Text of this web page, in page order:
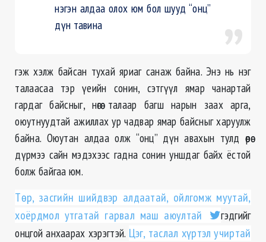
нэгэн алдаа олох юм бол шууд “онц”
дүн тавина
гэж хэлж байсан тухай яриаг санаж байна. Энэ нь нэг
талаасаа тэр үеийн сонин, сэтгүүл ямар чанартай
гардаг байсныг, нөгөө талаар багш нарын заах арга,
оюутнуудтай ажиллах ур чадвар ямар байсныг харуулж
байна. Оюутан алдаа олж “онц” дүн авахын тулд өөрөө
дүрмээ сайн мэдэхээс гадна сонин уншдаг байх ёстой
болж байгаа юм.
Төр, засгийн шийдвэр алдаатай, ойлгомж муутай,
хоёрдмол утгатай гарвал маш аюултай
гэдгийг
онцгой анхаарах хэрэгтэй. Цэг, таслал хүртэл учиртай